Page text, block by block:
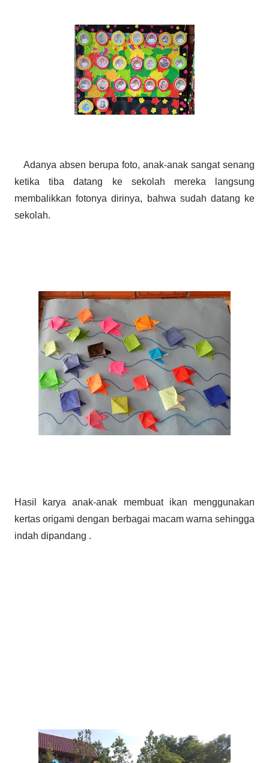
Adanya absen berupa foto, anak-anak sangat senang
ketika tiba datang ke sekolah mereka langsung
membalikkan fotonya dirinya, bahwa sudah datang ke
sekolah.
Hasil karya anak-anak membuat ikan menggunakan
kertas origami dengan berbagai macam warna sehingga
indah dipandang .